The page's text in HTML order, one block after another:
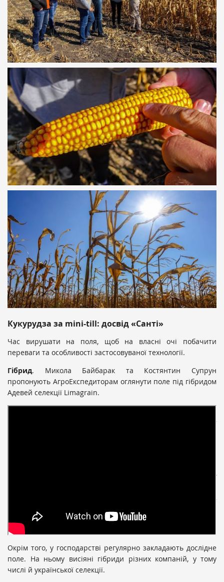
Кукурудза за mini-till: досвід «Санті»
Час вирушати на поля, щоб на власні очі побачити
переваги та особливості застосовуваної технології.
Гібрид. Микола Байбарак та Костянтин Супрун
пропонують АгроЕкспедиторам оглянути поле під гібридом
Адевей селекції Limagrain.
зоні», — пояснює вибір гібрида Микола Байбарак.
Окрім того, у господарстві регулярно закладають дослідне
поле. На ньому висіяні гібриди різних компаній, у тому
числі й української селекції.